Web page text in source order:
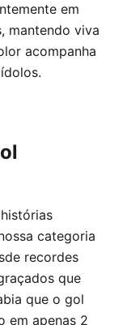
em
mantendo viva
acompanha
categoria
recordes
que
que o gol
em apenas 2